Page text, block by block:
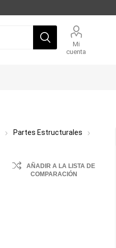
Mi
cuenta
Partes Estructurales
AÑADIR A LA LISTA DE
COMPARACIÓN